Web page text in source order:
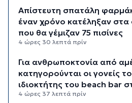
Απίστευτη σπατάλη
έναν χρόνο κατέληξαν
που θα γέμιζαν 75 πισίνες
4 ώρες 30 λεπτά πρίν
Για ανθρωποκτονία από
κατηγορούνται οι γονείς
ιδιοκτήτης του beach bar
4 ώρες 37 λεπτά πρίν